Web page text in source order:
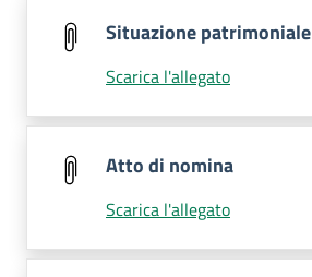
Situazione patrimoniale
Scarica l'allegato
Atto di nomina
Scarica l'allegato